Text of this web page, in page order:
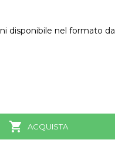
disponibile nel formato da
 ACQUISTA
ANTEPRIMA